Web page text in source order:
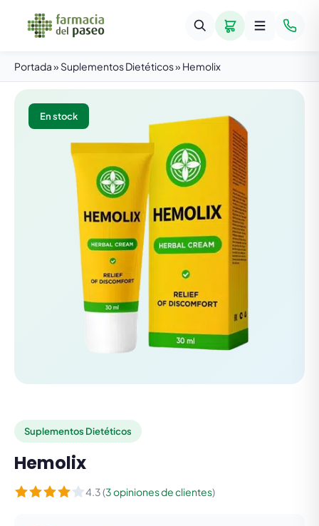
Portada» Suplementos Dietéticos» Hemolix
En stock
Suplementos Dietéticos
Hemolix
4.3 (3 opiniones de clientes)